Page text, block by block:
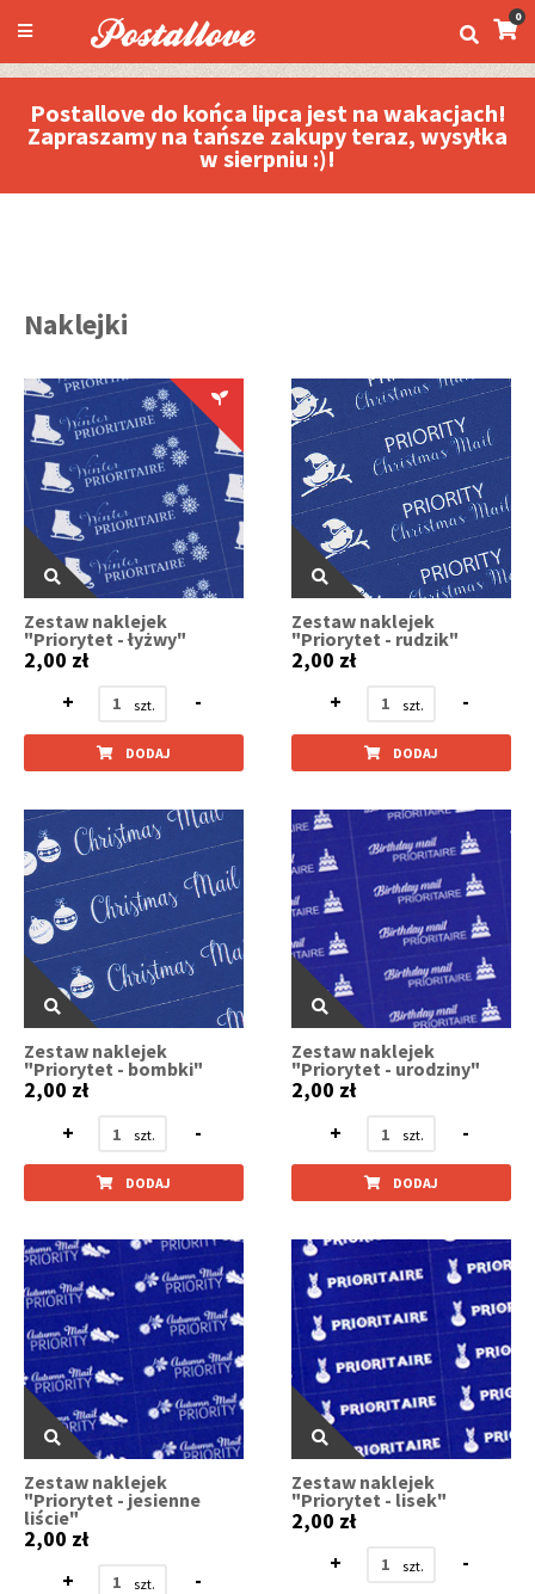
0
Postallove do końca lipca jest na wakacjach!
Zapraszamy na tańsze zakupy teraz, wysyłka
w sierpniu :)!
Naklejki
Zestaw naklejek
"Priorytet - łyżwy"
2,00 zł
+
-
DODAJ
Zestaw naklejek
"Priorytet - rudzik"
2,00 zł
+
-
DODAJ
Zestaw naklejek
"Priorytet - bombki"
2,00 zł
+
-
DODAJ
Zestaw naklejek
"Priorytet - urodziny"
2,00 zł
+
-
DODAJ
Zestaw naklejek
"Priorytet - jesienne
liście"
2,00 zł
+
-
Zestaw naklejek
"Priorytet - lisek"
2,00 zł
+
-